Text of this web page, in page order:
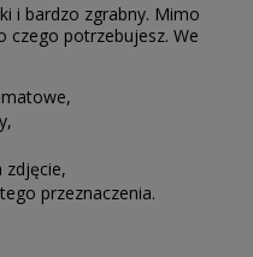
i bardzo zgrabny. Mimo
czego potrzebujesz. We
zdjęcie,
przeznaczenia.